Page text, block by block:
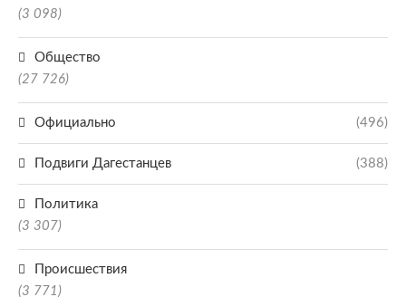
(3 098)
Общество
(27 726)
Официально (496)
Подвиги Дагестанцев (388)
Политика
(3 307)
Происшествия
(3 771)